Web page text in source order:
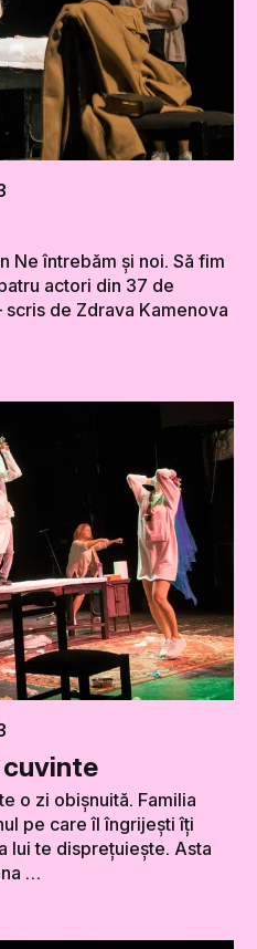
Ne întrebăm și noi. Să fim
actori din 37 de
de Zdrava Kamenova
cuvinte
o zi obișnuită. Familia
pe care îl îngrijești îți
lui te disprețuiește. Asta
…